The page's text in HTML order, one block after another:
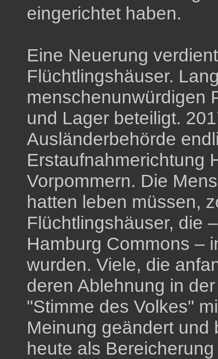
eingerichtet haben.
Eine Neuerung
Flüchtlingshäuser.
menschenunwürdigen
und Lager beteiligt.
Ausländerbehörde
Erstaufnahmerichtung
Vorpommern. Die
hatten leben müssen,
Flüchtlingshäuser, die
Hamburg Commons –
wurden. Viele, die
deren Ablehnung in
"Stimme des Volkes"
Meinung geändert und
heute als